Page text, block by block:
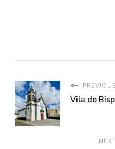
Vila do